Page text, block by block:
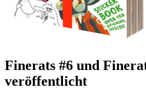
Finerats #6 und
veröffentlicht